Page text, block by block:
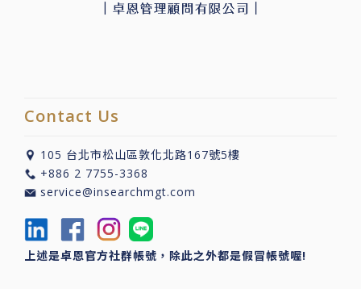
Contact Us
105 台北市松山區敦化北路167號5樓
+886 2 7755-3368
service@insearchmgt.com
上述是卓恩官方社群帳號，除此之外都是假冒帳號喔!